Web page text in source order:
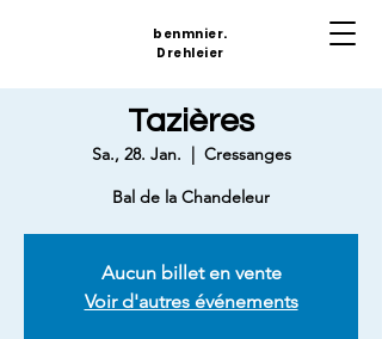
benmnier.
Drehleier
Tazières
Sa., 28. Jan.
  |
Cressanges
Bal de la Chandeleur
Aucun billet en vente
Voir d'autres événements